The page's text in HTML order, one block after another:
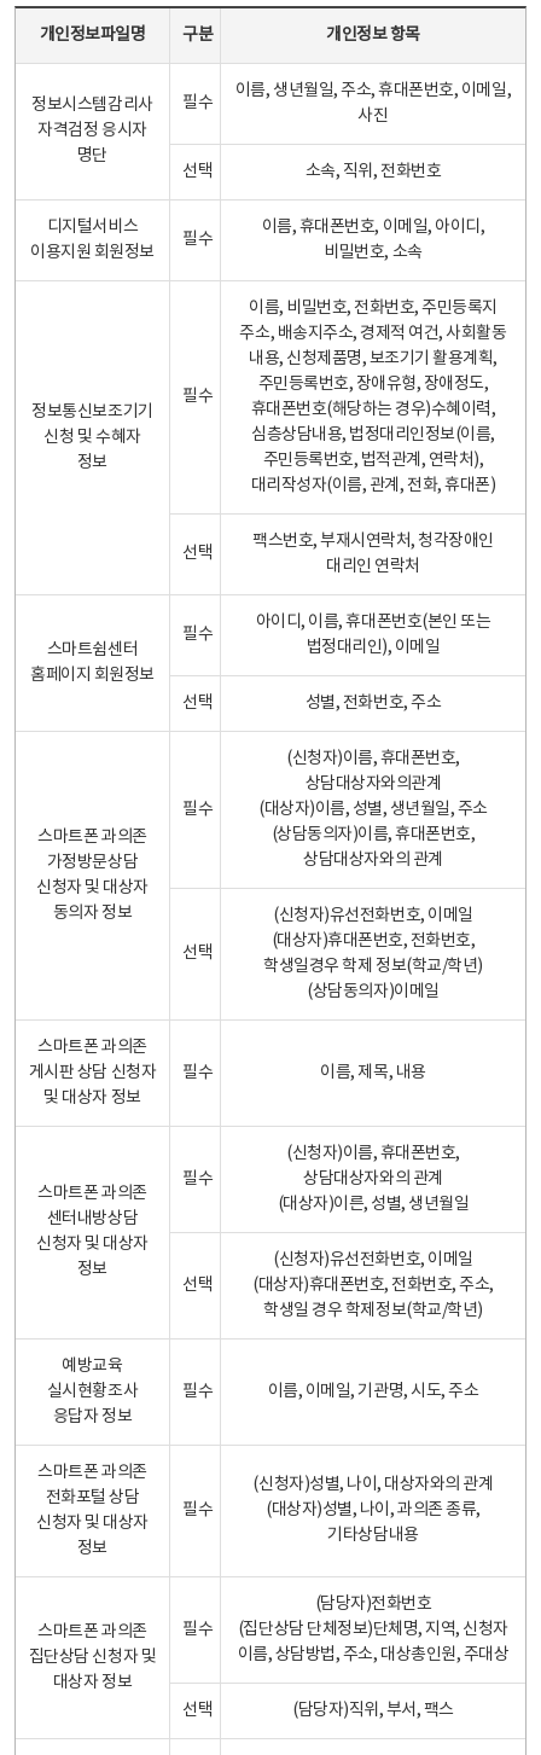
개인정보파일명 구분 개인정보 항목
정보시스템감리사
자격검정 응시자
명단
필수
이름, 생년월일, 주소, 휴대폰번호, 이메일,
사진
선택 소속, 직위, 전화번호
디지털서비스
이용지원 회원정보
필수
이름, 휴대폰번호, 이메일, 아이디,
비밀번호, 소속
정보통신보조기기
신청 및 수혜자
정보
필수
이름, 비밀번호, 전화번호, 주민등록지
주소, 배송지주소, 경제적 여건, 사회활동
내용, 신청제품명, 보조기기 활용계획,
주민등록번호, 장애유형, 장애정도,
휴대폰번호(해당하는 경우)수혜이력,
심층상담내용, 법정대리인정보(이름,
주민등록번호, 법적관계, 연락처),
대리작성자(이름, 관계, 전화, 휴대폰)
선택
팩스번호, 부재시연락처, 청각장애인
대리인 연락처
스마트쉼센터
홈페이지 회원정보
필수
아이디, 이름, 휴대폰번호(본인 또는
법정대리인), 이메일
선택 성별, 전화번호, 주소
스마트폰 과의존
가정방문상담
신청자 및 대상자
동의자 정보
필수
(신청자)이름, 휴대폰번호,
상담대상자와의관계
(대상자)이름, 성별, 생년월일, 주소
(상담동의자)이름, 휴대폰번호,
상담대상자와의 관계
선택
(신청자)유선전화번호, 이메일
(대상자)휴대폰번호, 전화번호,
학생일경우 학제 정보(학교/학년)
(상담동의자)이메일
스마트폰 과의존
게시판 상담 신청자
및 대상자 정보
필수 이름, 제목, 내용
스마트폰 과의존
센터내방상담
신청자 및 대상자
정보
필수
(신청자)이름, 휴대폰번호,
상담대상자와의 관계
(대상자)이른, 성별, 생년월일
선택
(신청자)유선전화번호, 이메일
(대상자)휴대폰번호, 전화번호, 주소,
학생일 경우 학제정보(학교/학년)
예방교육
실시현황조사
응답자 정보
필수 이름, 이메일, 기관명, 시도, 주소
스마트폰 과의존
전화포털 상담
신청자 및 대상자
정보
필수
(신청자)성별, 나이, 대상자와의 관계
(대상자)성별, 나이, 과의존 종류,
기타상담내용
스마트폰 과의존
집단상담 신청자 및
대상자 정보
필수
(담당자)전화번호
(집단상담 단체정보)단체명, 지역, 신청자
이름, 상담방법, 주소, 대상총인원, 주대상
선택 (담당자)직위, 부서, 팩스